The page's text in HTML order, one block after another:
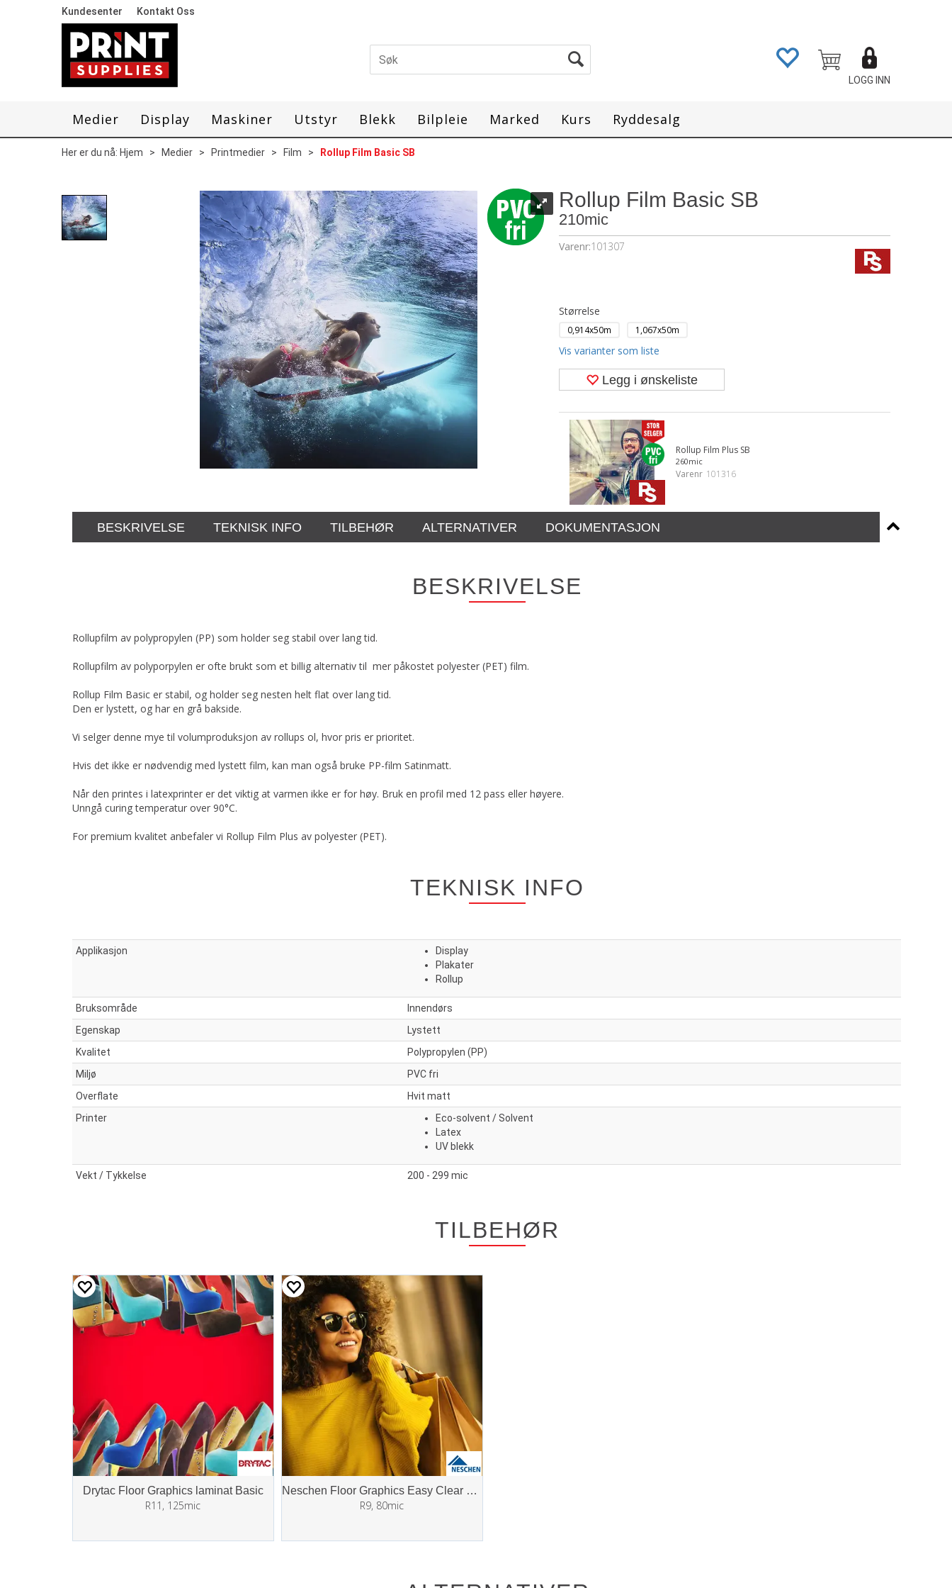
Kundesenter Kontakt Oss
LOGG INN
Medier Display Maskiner Utstyr Blekk Bilpleie Marked Kurs Ryddesalg
Her er du nå: Hjem > Medier > Printmedier > Film > Rollup Film Basic SB
Rollup Film Basic SB
210mic
Varenr:101307
Størrelse
0,914x50m 1,067x50m
Vis varianter som liste
Legg i ønskeliste
Rollup Film Plus SB
260mic
Varenr 101316
BESKRIVELSE TEKNISK INFO TILBEHØR ALTERNATIVER DOKUMENTASJON
BESKRIVELSE
Rollupfilm av polypropylen (PP) som holder seg stabil over lang tid.
Rollupfilm av polyporpylen er ofte brukt som et billig alternativ til mer påkostet polyester (PET) film.
Rollup Film Basic er stabil, og holder seg nesten helt flat over lang tid.
Den er lystett, og har en grå bakside.
Vi selger denne mye til volumproduksjon av rollups ol, hvor pris er prioritet.
Hvis det ikke er nødvendig med lystett film, kan man også bruke PP-film Satinmatt.
Når den printes i latexprinter er det viktig at varmen ikke er for høy. Bruk en profil med 12 pass eller høyere.
Unngå curing temperatur over 90°C.
For premium kvalitet anbefaler vi Rollup Film Plus av polyester (PET).
TEKNISK INFO
Applikasjon
Display
Plakater
Rollup
Bruksområde
Innendørs
Egenskap
Lystett
Kvalitet
Polypropylen (PP)
Miljø
PVC fri
Overflate
Hvit matt
Printer
Eco-solvent / Solvent
Latex
UV blekk
Vekt / Tykkelse 200 - 299 mic
TILBEHØR
Drytac Floor Graphics laminat Basic
R11, 125mic
Neschen Floor Graphics Easy Clear Sand
R9, 80mic